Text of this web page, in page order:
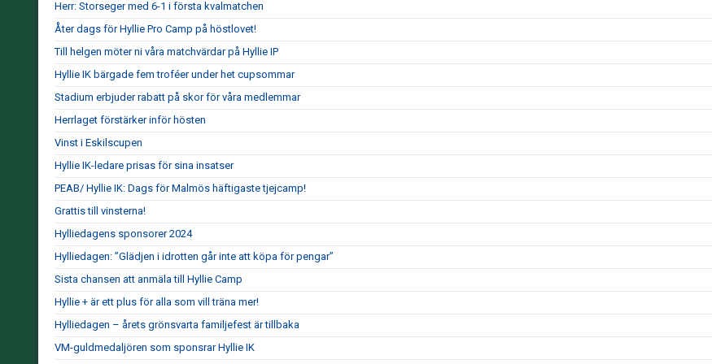
Herr: Storseger med 6-1 i första kvalmatchen
Åter dags för Hyllie Pro Camp på höstlovet!
Till helgen möter ni våra matchvärdar på Hyllie IP
Hyllie IK bärgade fem troféer under het cupsommar
Stadium erbjuder rabatt på skor för våra medlemmar
Herrlaget förstärker inför hösten
Vinst i Eskilscupen
Hyllie IK-ledare prisas för sina insatser
PEAB/ Hyllie IK: Dags för Malmös häftigaste tjejcamp!
Grattis till vinsterna!
Hylliedagens sponsorer 2024
Hylliedagen: ”Glädjen i idrotten går inte att köpa för pengar”
Sista chansen att anmäla till Hyllie Camp
Hyllie + är ett plus för alla som vill träna mer!
Hylliedagen – årets grönsvarta familjefest är tillbaka
VM-guldmedaljören som sponsrar Hyllie IK